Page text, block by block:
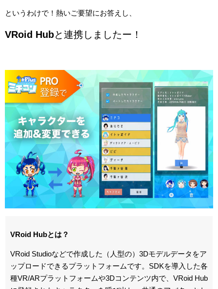
というわけで！熱いご要望にお答えし、
VRoid Hubと連携しましたー！
VRoid Hubとは？
VRoid Studioなどで作成した（人型の）3Dモデルデータをア
ップロードできるプラットフォームです。SDKを導入した各
種VR/ARプラットフォームや3Dコンテンツ内で、VRoid Hub